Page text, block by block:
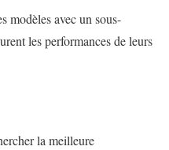
modèles avec un sous-
les performances de leurs
la meilleure